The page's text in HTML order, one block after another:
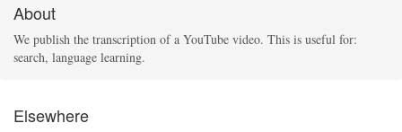
About
We publish the transcription of a YouTube video. This is useful for:
search, language learning.
Elsewhere